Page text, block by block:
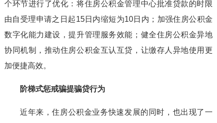
个环节进行了优化：将住房公积金管理中心批准贷款的时限
由自受理申请之日起15日内缩短为10日内；加强住房公积金
数字化能力建设，提升管理服务效能；健全住房公积金异地
协同机制，推动住房公积金互认互贷，让缴存人异地使用更
加便捷高效。
阶梯式惩戒骗提骗贷行为
近年来，住房公积金业务快速发展的同时，也出现了一